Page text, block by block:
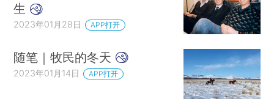
生
2023年01月28日 APP打开
随笔｜牧民的冬天
2023年01月14日 APP打开